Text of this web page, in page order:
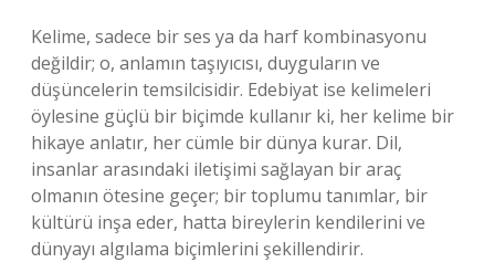
Kelime, sadece bir ses ya da harf kombinasyonu
değildir; o, anlamın taşıyıcısı, duyguların ve
düşüncelerin temsilcisidir. Edebiyat ise kelimeleri
öylesine güçlü bir biçimde kullanır ki, her kelime bir
hikaye anlatır, her cümle bir dünya kurar. Dil,
insanlar arasındaki iletişimi sağlayan bir araç
olmanın ötesine geçer; bir toplumu tanımlar, bir
kültürü inşa eder, hatta bireylerin kendilerini ve
dünyayı algılama biçimlerini şekillendirir.